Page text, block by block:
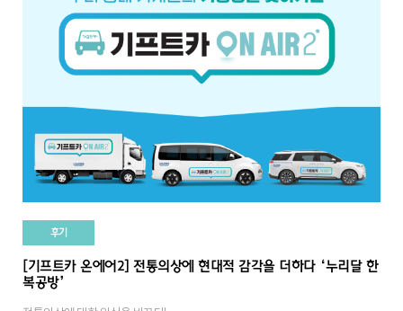
후기
[기프트카 온에어2] 전통의상에 현대적 감각을 더하다 ‘누리달 한
복공방’